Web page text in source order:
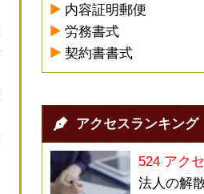
内容証明郵便
労務書式
契約書書式
アクセスランキング
524 アク
法人の解